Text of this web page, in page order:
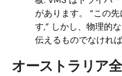
があります。 “この
す,” しかし、物理的
伝えるものでなけれ
オーストラリア